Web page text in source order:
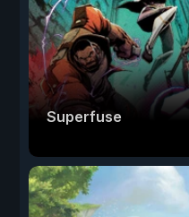
Superfuse